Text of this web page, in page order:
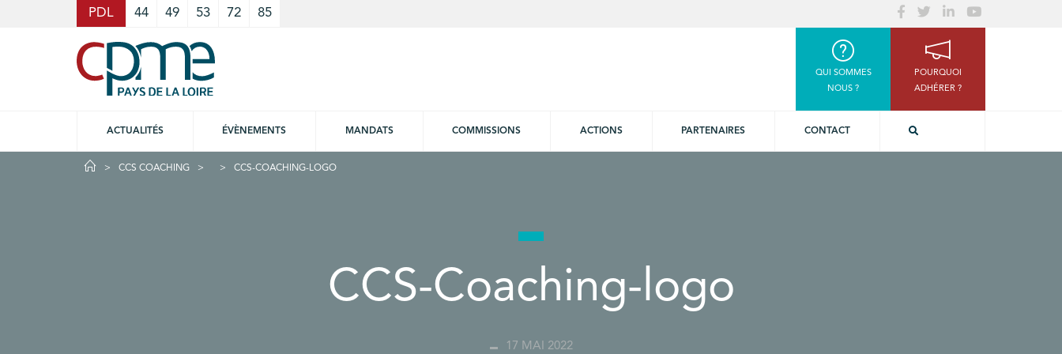
PDL 44 49 53 72 85
QUI SOMMES
NOUS ?
POURQUOI
ADHÉRER ?
ACTUALITÉS ÉVÈNEMENTS MANDATS COMMISSIONS ACTIONS PARTENAIRES CONTACT
CCS COACHING CCS-COACHING-LOGO
CCS-Coaching-logo
17 MAI 2022
Cookies management panel